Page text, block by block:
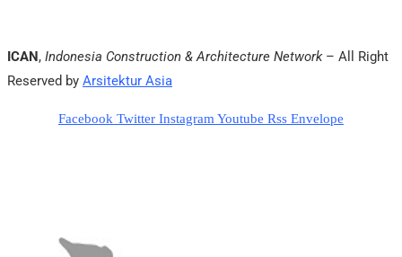
ICAN, Indonesia Construction & Architecture Network– All Right
Reserved by Arsitektur Asia
Facebook Twitter Instagram Youtube Rss Envelope